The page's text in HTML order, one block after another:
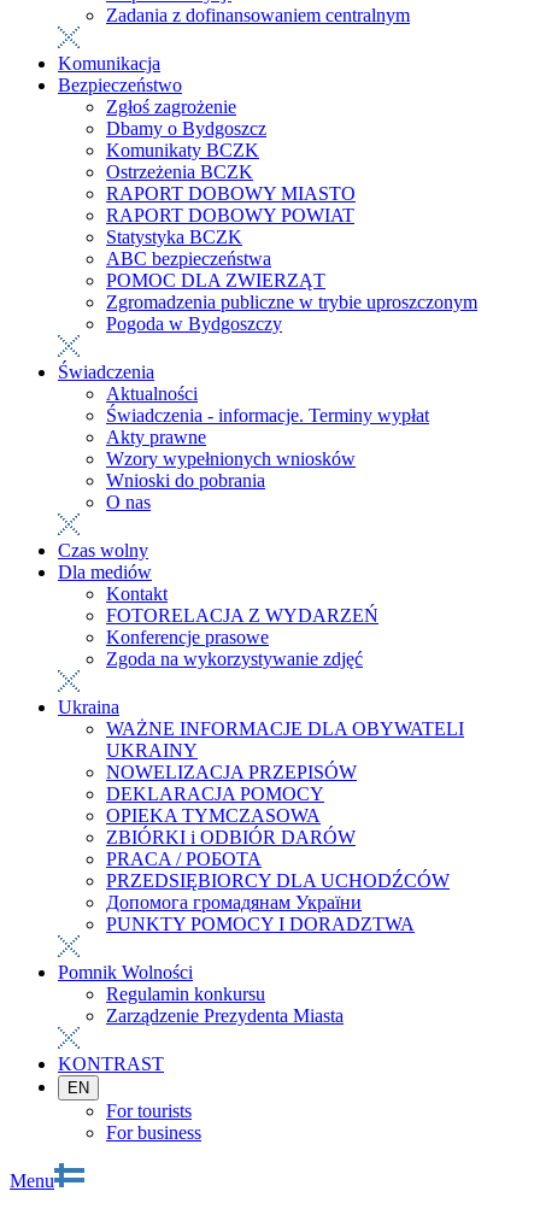
Zadania z dofinansowaniem centralnym
Komunikacja
Bezpieczeństwo
Zgłoś zagrożenie
Dbamy o Bydgoszcz
Komunikaty BCZK
Ostrzeżenia BCZK
RAPORT DOBOWY MIASTO
RAPORT DOBOWY POWIAT
Statystyka BCZK
ABC bezpieczeństwa
POMOC DLA ZWIERZĄT
Zgromadzenia publiczne w trybie uproszczonym
Pogoda w Bydgoszczy
Świadczenia
Aktualności
Świadczenia - informacje. Terminy wypłat
Akty prawne
Wzory wypełnionych wniosków
Wnioski do pobrania
O nas
Czas wolny
Dla mediów
Kontakt
FOTORELACJA Z WYDARZEŃ
Konferencje prasowe
Zgoda na wykorzystywanie zdjęć
Ukraina
WAŻNE INFORMACJE DLA OBYWATELI
UKRAINY
NOWELIZACJA PRZEPISÓW
DEKLARACJA POMOCY
OPIEKA TYMCZASOWA
ZBIÓRKI i ODBIÓR DARÓW
PRACA / РОБОТА
PRZEDSIĘBIORCY DLA UCHODŹCÓW
Допомога громадянам України
PUNKTY POMOCY I DORADZTWA
Pomnik Wolności
Regulamin konkursu
Zarządzenie Prezydenta Miasta
KONTRAST
EN
For tourists
For business
Menu